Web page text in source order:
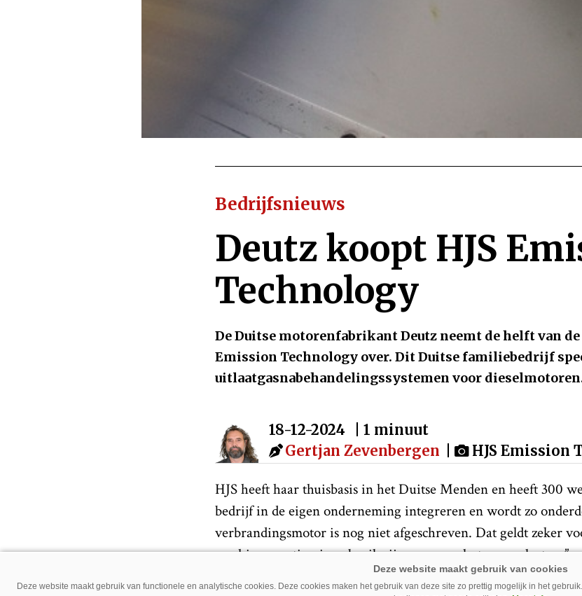
Bedrijfsnieuws
Deutz koopt HJS
Technology
De Duitse motorenfabrikant Deutz neemt de helft van de
Emission Technology over. Dit Duitse familiebedrijf
uitlaatgasnabehandelingssystemen voor
18-12-2024
| 1 minuut
Gertjan Zevenbergen
HJS Emission
HJS heeft haar thuisbasis in het Duitse Menden en heeft 300
bedrijf in de eigen onderneming integreren en wordt zo
verbrandingsmotor is nog niet afgeschreven. Dat geldt zeker
machines continu in gebruik zijn en zware lasten verplaatsen”,
Schulte. “HJS Emission Technology is technologieleider en we
Deze website maakt gebruik van functionele en analytische cookies. Deze cookies maken het gebruik van deze site zo prettig mogelijk in het